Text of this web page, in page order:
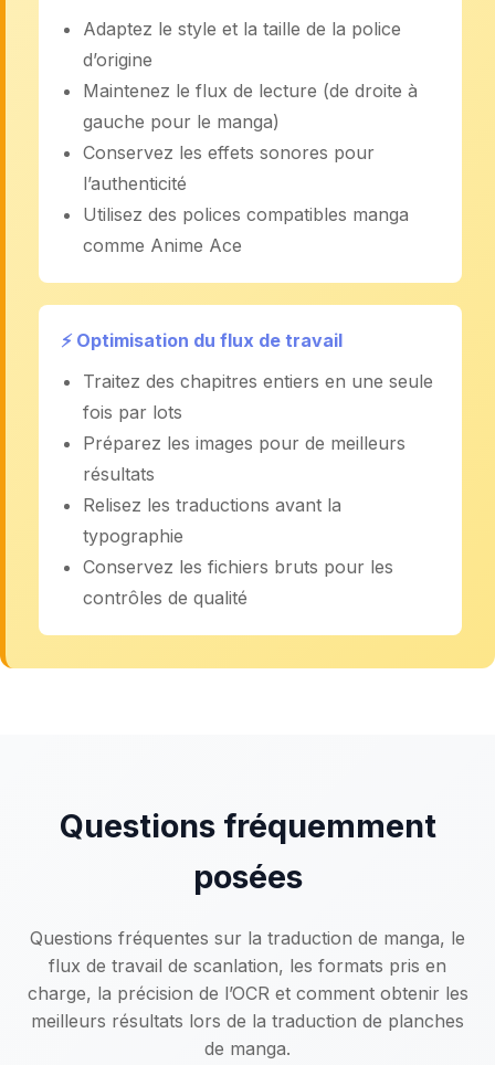
Adaptez le style et la taille de la police
d’origine
Maintenez le flux de lecture (de droite à
gauche pour le manga)
Conservez les effets sonores pour
l’authenticité
Utilisez des polices compatibles manga
comme Anime Ace
⚡ Optimisation du flux de travail
Traitez des chapitres entiers en une seule
fois par lots
Préparez les images pour de meilleurs
résultats
Relisez les traductions avant la
typographie
Conservez les fichiers bruts pour les
contrôles de qualité
Questions fréquemment
posées
Questions fréquentes sur la traduction de manga, le
flux de travail de scanlation, les formats pris en
charge, la précision de l’OCR et comment obtenir les
meilleurs résultats lors de la traduction de planches
de manga.